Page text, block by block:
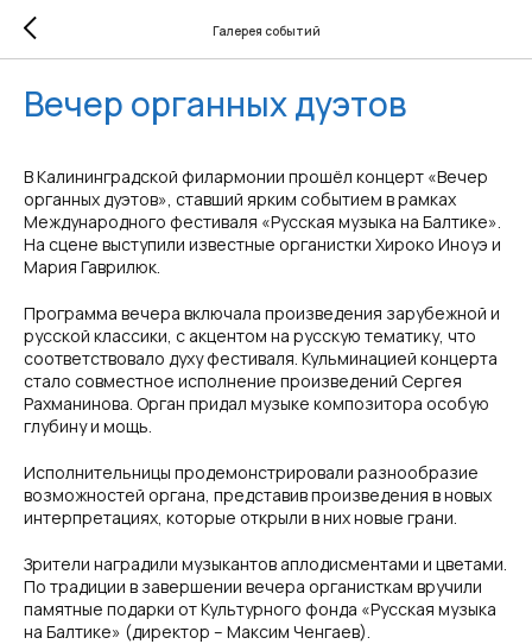
Галерея событий
Вечер органных дуэтов
В Калининградской филармонии прошёл концерт «Вечер
органных дуэтов», ставший ярким событием в рамках
Международного фестиваля «Русская музыка на Балтике».
На сцене выступили известные органистки Хироко Иноуэ и
Мария Гаврилюк.
Программа вечера включала произведения зарубежной и
русской классики, с акцентом на русскую тематику, что
соответствовало духу фестиваля. Кульминацией концерта
стало совместное исполнение произведений Сергея
Рахманинова. Орган придал музыке композитора особую
глубину и мощь.
Исполнительницы продемонстрировали разнообразие
возможностей органа, представив произведения в новых
интерпретациях, которые открыли в них новые грани.
Зрители наградили музыкантов аплодисментами и цветами.
По традиции в завершении вечера органисткам вручили
памятные подарки от Культурного фонда «Русская музыка
на Балтике» (директор – Максим Ченгаев).